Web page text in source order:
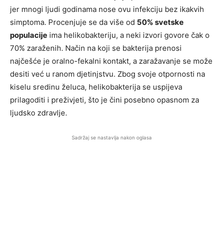
jer mnogi ljudi godinama nose ovu infekciju bez ikakvih
simptoma. Procenjuje se da više od 50% svetske
populacije ima helikobakteriju, a neki izvori govore čak o
70% zaraženih. Način na koji se bakterija prenosi
najčešće je oralno-fekalni kontakt, a zaražavanje se može
desiti već u ranom djetinjstvu. Zbog svoje otpornosti na
kiselu sredinu želuca, helikobakterija se uspijeva
prilagoditi i preživjeti, što je čini posebno opasnom za
ljudsko zdravlje.
Sadržaj se nastavlja nakon oglasa